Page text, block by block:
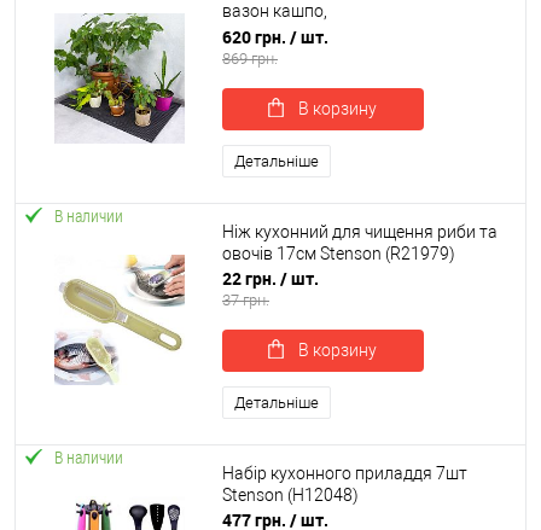
вазон кашпо,
водовідштовхувальний
грязезахисний OSPORT 100х60 см
620 грн. / шт.
869 грн.
В корзину
Детальніше
В наличии
Ніж кухонний для чищення риби та
овочів 17см Stenson (R21979)
22 грн. / шт.
37 грн.
В корзину
Детальніше
В наличии
Набір кухонного приладдя 7шт
Stenson (H12048)
477 грн. / шт.